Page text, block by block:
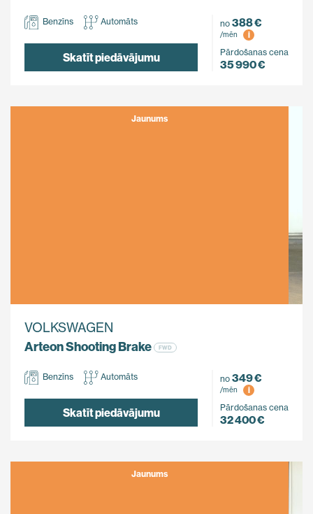
Benzīns Automāts
Skatīt piedāvājumu
no 388 €
/mēn
i
Pārdošanas cena
35 990 €
Jaunums
VOLKSWAGEN
Arteon Shooting Brake
FWD
Benzīns Automāts
Skatīt piedāvājumu
no 349 €
/mēn
i
Pārdošanas cena
32 400 €
Jaunums